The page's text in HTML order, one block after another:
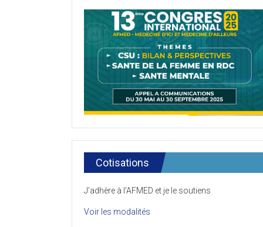
Cotisations
J’adhère à l’AFMED et je le soutiens
Voir les modalités